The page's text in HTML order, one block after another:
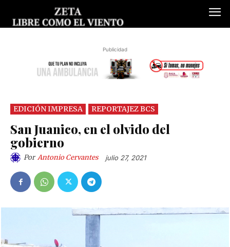
Publicidad
EDICIÓN IMPRESA REPORTAJEZ BCS
San Juanico, en el olvido del
gobierno
Por Antonio Cervantes julio 27, 2021